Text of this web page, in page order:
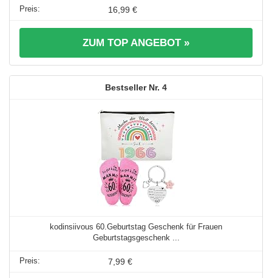
16,99 €
ZUM TOP ANGEBOT »
4
kodinsiivous 60.Geburtstag Geschenk für Frauen
Geburtstagsgeschenk ...
7,99 €